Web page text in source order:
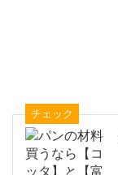
チェック